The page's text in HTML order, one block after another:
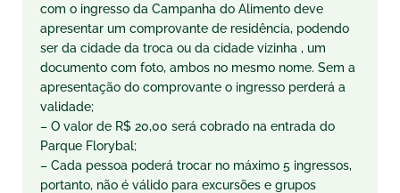
com o ingresso da Campanha do Alimento deve
apresentar um comprovante de residência, podendo
ser da cidade da troca ou da cidade vizinha , um
documento com foto, ambos no mesmo nome. Sem a
apresentação do comprovante o ingresso perderá a
validade;
– O valor de R$ 20,00 será cobrado na entrada do
Parque Florybal;
– Cada pessoa poderá trocar no máximo 5 ingressos,
portanto, não é válido para excursões e grupos